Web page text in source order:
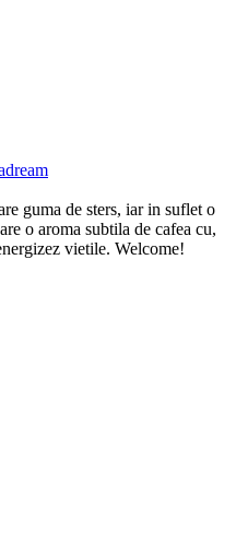
guma de sters, iar in suflet o
o aroma subtila de cafea cu,
vietile. Welcome!